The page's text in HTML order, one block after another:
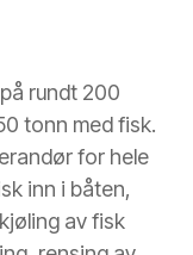
rundt 200
tonn med fisk.
for hele
inn i båten,
av fisk